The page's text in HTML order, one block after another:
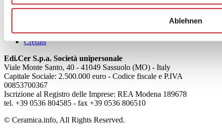
Ablehnen
Über uns
Cookie Policy
Credits
Edi.Cer S.p.a. Società unipersonale
Viale Monte Santo, 40 - 41049 Sassuolo (MO) - Italy
Capitale Sociale: 2.500.000 euro - Codice fiscale e P.IVA
00853700367
Iscrizione al Registro delle Imprese: REA Modena 189678
tel. +39 0536 804585 - fax +39 0536 806510
© Ceramica.info, All Rights Reserved.